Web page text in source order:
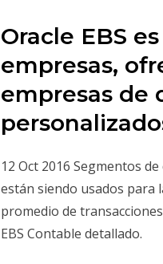
Oracle EBS
empresas,
empresas de
12 Oct 2016 Segmentos
están siendo usados para
promedio de
EBS Contable detallado.